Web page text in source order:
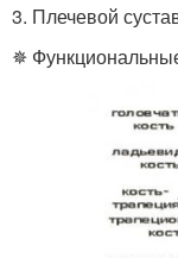
3. Плечевой
✵